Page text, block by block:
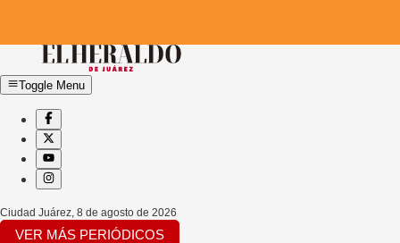
Toggle Menu
Ciudad Juárez 8 de agosto de 2026
VER MÁS PERIÓDICOS